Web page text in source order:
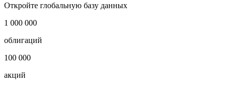
Химическая и нефтехимическая промышленность
-
Откройте глобальную базу данных
1 000 000
облигаций